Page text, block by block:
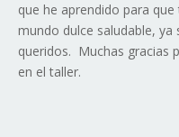
que he aprendido para
mundo dulce saludable,
queridos. Muchas gracias
en el taller.